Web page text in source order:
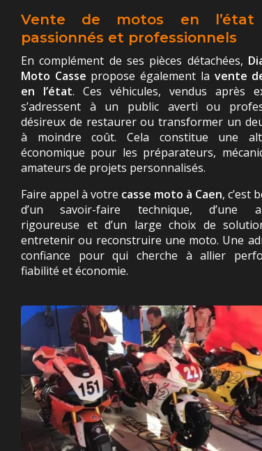
Vente de motos en l’état
passionnés et professionnels
En complément de ses pièces détachées,
Moto Casse propose également la vente
en l’état. Ces véhicules, vendus après
s’adressent à un public averti ou
désireux de restaurer ou transformer un
à moindre coût. Cela constitue une
économique pour les préparateurs,
amateurs de projets personnalisés.
Faire appel à votre casse moto à Caen, c’est
d’un savoir-faire technique, d’une
rigoureuse et d’un large choix de
entretenir ou reconstruire une moto. Une
confiance pour qui cherche à allier
fiabilité et économie.